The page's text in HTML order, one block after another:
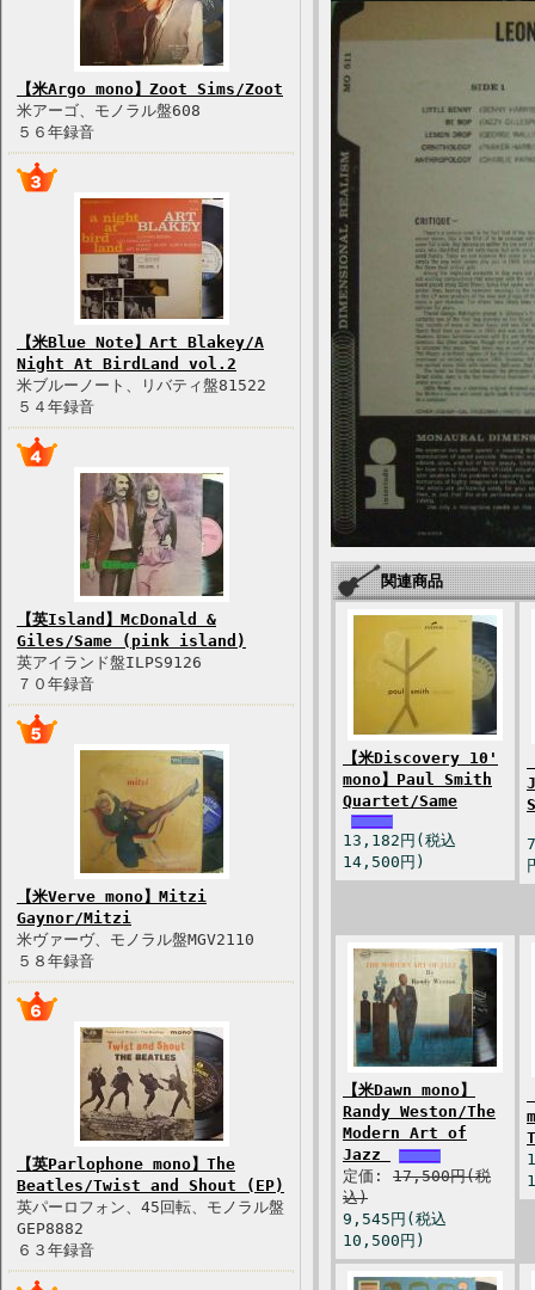
【米Argo mono】Zoot Sims/Zoot
米アーゴ、モノラル盤608
５６年録音
【米Blue Note】Art Blakey/A
Night At BirdLand vol.2
米ブルーノート、リバティ盤81522
５４年録音
【英Island】McDonald &
Giles/Same (pink island)
英アイランド盤ILPS9126
７０年録音
【米Verve mono】Mitzi
Gaynor/Mitzi
米ヴァーヴ、モノラル盤MGV2110
５８年録音
【英Parlophone mono】The
Beatles/Twist and Shout (EP)
英パーロフォン、45回転、モノラル盤
GEP8882
６３年録音
関連商品
【米Discovery 10'
mono】Paul Smith
Quartet/Same
13,182円(税込
14,500円)
【米Dawn mono】
Randy Weston/The
Modern Art of
Jazz
定価: 17,500円(税
込)
9,545円(税込
10,500円)